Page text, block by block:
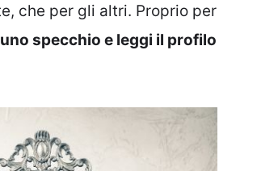
che per gli altri. Proprio per
specchio e leggi il profilo